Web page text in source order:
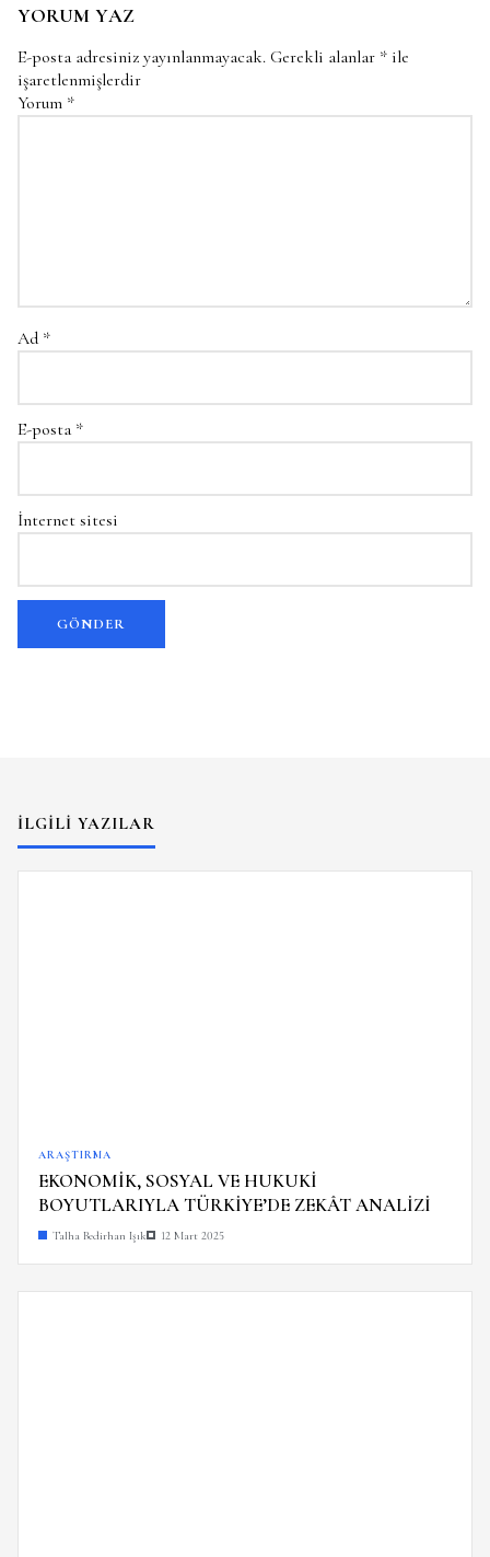
YORUM YAZ
E-posta adresiniz yayınlanmayacak. Gerekli alanlar * ile
işaretlenmişlerdir
Yorum *
Ad *
E-posta *
İnternet sitesi
İLGILI YAZILAR
ARAŞTIRMA
EKONOMİK, SOSYAL VE HUKUKİ
BOYUTLARIYLA TÜRKİYE’DE ZEKÂT ANALİZİ
Talha Bedirhan Işık 12 Mart 2025